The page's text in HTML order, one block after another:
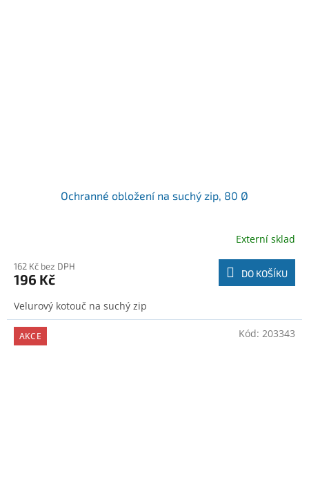
Ochranné obložení na suchý zip, 80 Ø
Externí sklad
162 Kč bez DPH
196 Kč DO KOŠÍKU
Velurový kotouč na suchý zip
AKCE Kód: 203343